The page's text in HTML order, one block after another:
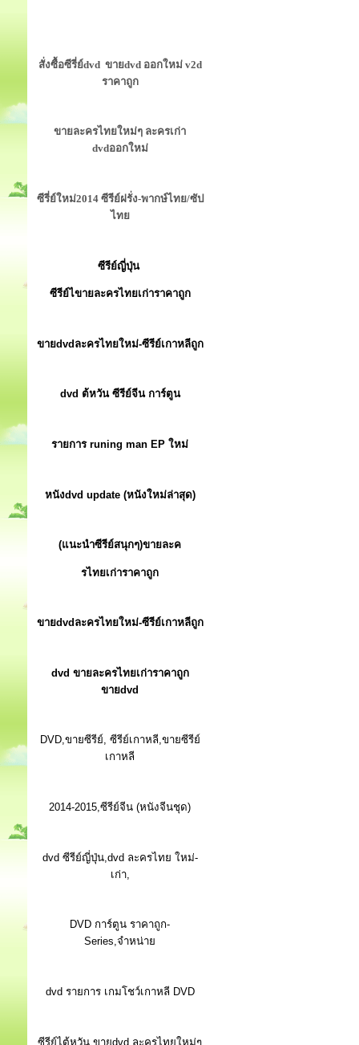
สั่งซื้อซีรี่ย์dvd ขายdvd ออกใหม่ v2d
ราคาถูก
ขายละครไทยใหม่ๆ ละครเก่า
dvdออกใหม่
ซีรี่ย์ใหม่2014 ซีรีย์ฝรั่ง-พากษ์ไทย/ซัป
ไทย
ซีรีย์ญี่ปุ่น
ซีรีย์ไขายละครไทยเก่าราคาถูก
ขายdvdละครไทยใหม่-ซีรีย์เกาหลีถูก
dvd ต้หวัน ซีรีย์จีน การ์ตูน
รายการ runing man EP ใหม่
หนังdvd update (หนังใหม่ล่าสุด)
(แนะนำซีรีย์สนุกๆ)ขายละค
รไทยเก่าราคาถูก
ขายdvdละครไทยใหม่-ซีรีย์เกาหลีถูก
dvd ขายละครไทยเก่าราคาถูก
ขายdvd
DVD,ขายซีรีย์, ซีรีย์เกาหลี,ขายซีรีย์
เกาหลี
2014-2015,ซีรีย์จีน (หนังจีนชุด)
dvd ซีรีย์ญี่ปุ่น,dvd ละครไทย ใหม่-
เก่า,
DVD การ์ตูน ราคาถูก-
Series,จำหน่าย
dvd รายการ เกมโชว์เกาหลี DVD
ซีรีย์ไต้หวัน,ขายdvd ละครไทยใหม่ๆ